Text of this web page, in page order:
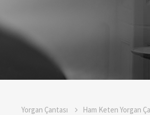
Yorgan Çantası Ham Keten Yorgan